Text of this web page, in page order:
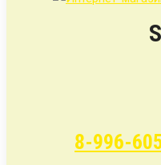
8-996-